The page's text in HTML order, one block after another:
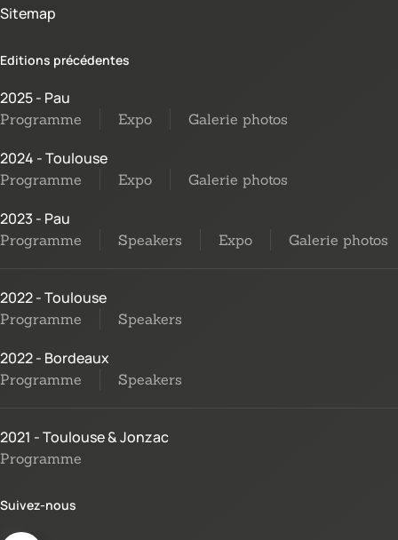
Sitemap
Editions précédentes
2025 - Pau
Programme Expo Galerie photos
2024 - Toulouse
Programme Expo Galerie photos
2023 - Pau
Programme Speakers Expo Galerie photos
2022 - Toulouse
Programme Speakers
2022 - Bordeaux
Programme Speakers
2021 - Toulouse & Jonzac
Programme
Suivez-nous